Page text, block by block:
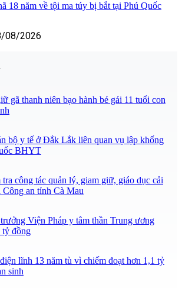
18 năm về tội ma túy bị bắt tại Phú Quốc
08/2026
gã thanh niên bạo hành bé gái 11 tuổi con
bộ y tế ở Đắk Lắk liên quan vụ lập khống
BHYT
công tác quản lý, giam giữ, giáo dục cải
Công an tỉnh Cà Mau
Viện Pháp y tâm thần Trung ương
tỷ đồng
lĩnh 13 năm tù vì chiếm đoạt hơn 1,1 tỷ
sinh